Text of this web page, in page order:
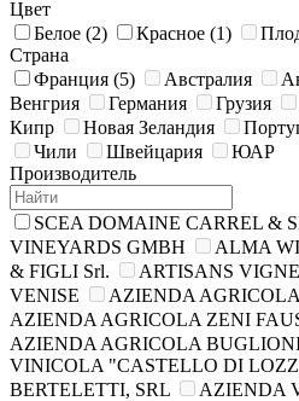
Цвет
Белое (2) Красное (1)
Страна
Франция (5) Австралия
Венгрия
Германия Грузия
Кипр
Новая Зеландия
Чили
Швейцария
ЮАР
Производитель
SCEA DOMAINE CARREL &
VINEYARDS GMBH
ALMA
& FIGLI Srl.
ARTISANS
VENISE
AZIENDA
AZIENDA AGRICOLA ZENI
AZIENDA AGRIСOLA
VINICOLA "CASTELLO DI
BERTELETTI, SRL
AZIENDA